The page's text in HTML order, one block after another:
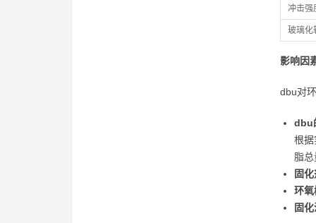
冲击强
玻璃化
影响因
dbu对
dbu
根据
脂
固
环氧
固